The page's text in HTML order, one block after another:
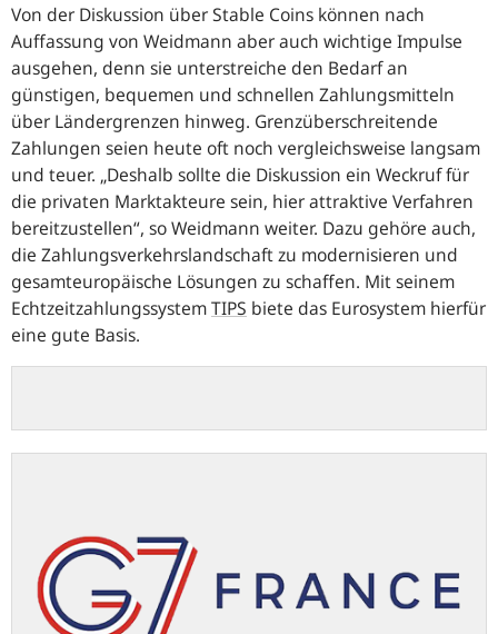
Von der Diskussion überStable Coins können nach
Auffassung von Weidmann aber auch wichtige Impulse
ausgehen, denn sie unterstreiche den Bedarf an
günstigen, bequemen und schnellen Zahlungsmitteln
über Ländergrenzen hinweg. Grenzüberschreitende
Zahlungen seien heute oft noch vergleichsweise langsam
und teuer. „Deshalb sollte die Diskussion ein Weckruf für
die privaten Marktakteure sein, hier attraktive Verfahren
bereitzustellen“, so Weidmann weiter. Dazu gehöre auch,
die Zahlungsverkehrslandschaft zu modernisieren und
gesamteuropäische Lösungen zu schaffen. Mit seinem
EchtzeitzahlungssystemTIPS biete das Eurosystem hierfür
eine gute Basis.